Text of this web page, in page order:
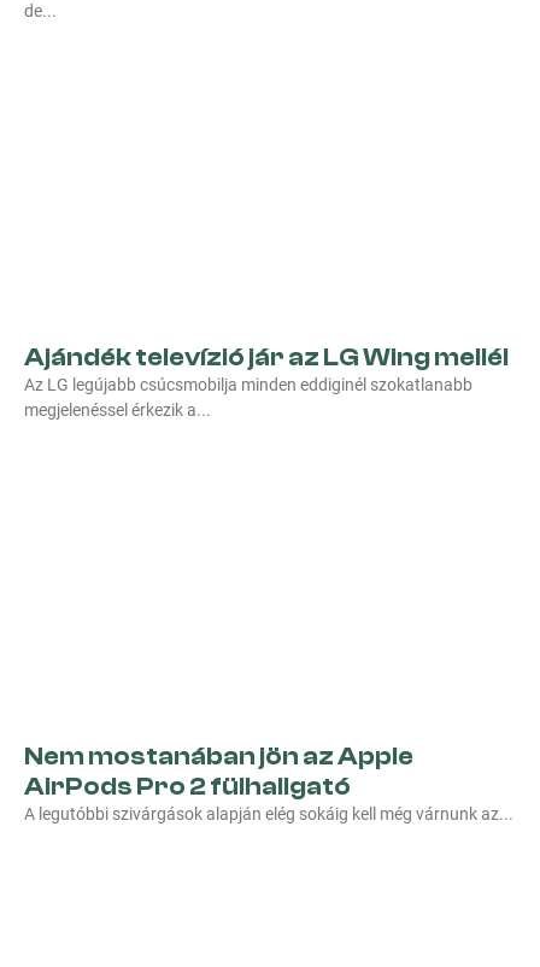
de
Ajándék televízió jár az LG Wing mellé!
Az LG legújabb csúcsmobilja minden eddiginél szokatlanabb
megjelenéssel érkezik a
Nem mostanában jön az Apple
AirPods Pro 2 fülhallgató
A legutóbbi szivárgások alapján elég sokáig kell még várnunk az